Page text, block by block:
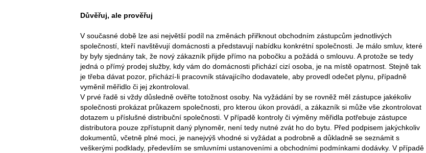
Důvěřuj, ale prověřuj
V současné době lze asi největší podíl na změnách přiřknout obchodním zástupcům jednotlivých
společností, kteří navštěvují domácnosti a představují nabídku konkrétní společnosti. Je málo smluv, které
by byly sjednány tak, že nový zákazník přijde přímo na pobočku a požádá o smlouvu. A protože se tedy
jedná o přímý prodej služby, kdy vám do domácnosti přichází cizí osoba, je na místě opatrnost. Stejně tak
je třeba dávat pozor, přichází-li pracovník stávajícího dodavatele, aby provedl odečet plynu, případně
vyměnil měřidlo či jej zkontroloval.
V prvé řadě si vždy důsledně ověřte totožnost osoby. Na vyžádání by se rovněž měl zástupce jakékoliv
společnosti prokázat průkazem společnosti, pro kterou úkon provádí, a zákazník si může vše zkontrolovat
dotazem u příslušné distribuční společnosti. V případě kontroly či výměny měřidla potřebuje zástupce
distributora pouze zpřístupnit daný plynoměr, není tedy nutné zvát ho do bytu. Před podpisem jakýchkoliv
dokumentů, včetně plné moci, je nanejvýš vhodné si vyžádat a podrobně a důkladně se seznámit s
veškerými podklady, především se smluvními ustanoveními a obchodními podmínkami dodávky. V případě